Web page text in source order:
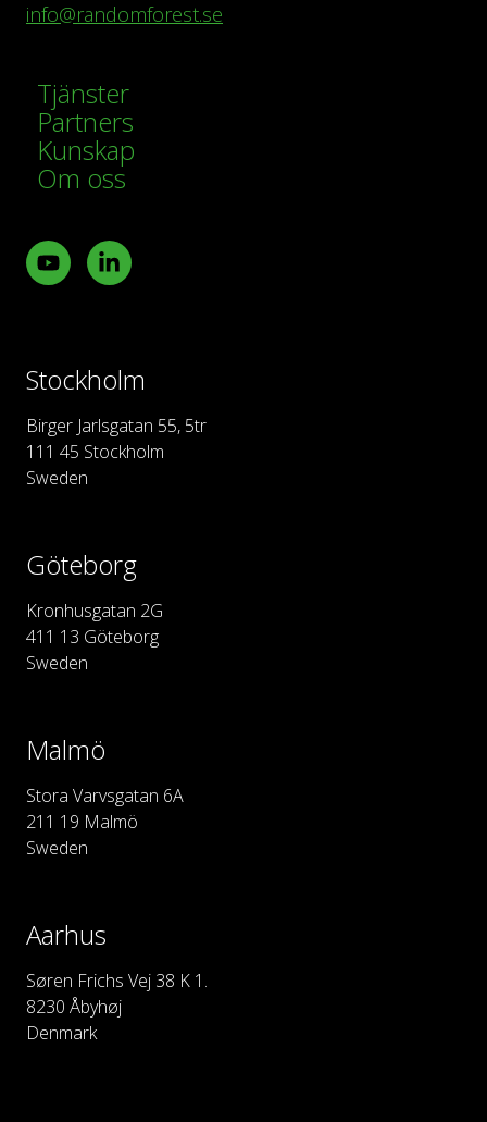
info@randomforest.se
Tjänster
Partners
Kunskap
Om oss
YoutubeLinkedIn
Stockholm
Birger Jarlsgatan 55, 5tr
111 45 Stockholm
Sweden
Göteborg
Kronhusgatan 2G
411 13 Göteborg
Sweden
Malmö
Stora Varvsgatan 6A
211 19 Malmö
Sweden
Aarhus
Søren Frichs Vej 38 K 1.
8230 Åbyhøj
Denmark